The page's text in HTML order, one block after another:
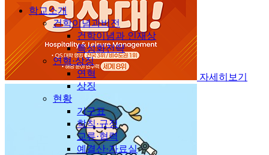
자세히보기
학교소개
건학이념과비전
건학이념과 인재상
특성화전략
연혁·상징
연혁
상징
현황
기구표
학칙·규정
교류·협력
예결산·자료실